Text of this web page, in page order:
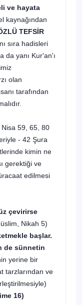
ve hayata
kaynağından
TEFSİR
sıra hadisleri
da yanı Kur'an'ı
olan
tarafından
Nisa 59, 65, 80
- 42 Şura
kimin ne
gerektiği ve
edilmesi
çevirirse
Nikah 5)
başlar.
de sünnetin
yerine bir
tarzlarından ve
16)